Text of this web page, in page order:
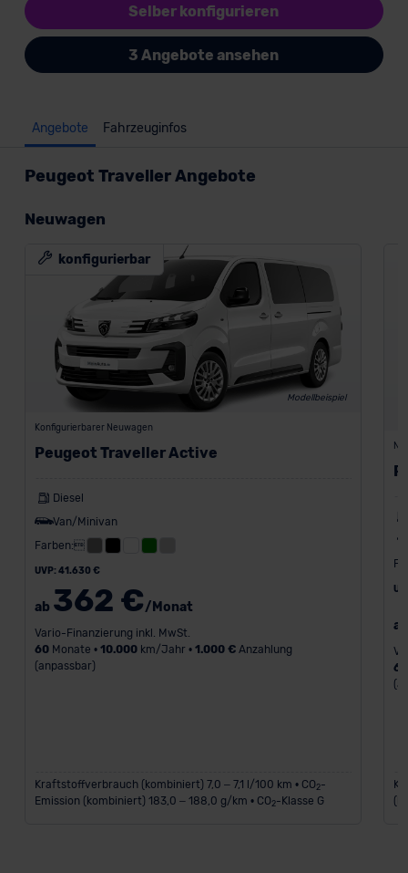
Selber konfigurieren
3 Angebote ansehen
Angebote Fahrzeuginfos
Peugeot Traveller Angebote
Neuwagen
Modellbeispiel
konfigurierbar
Konfigurierbarer Neuwagen
Peugeot Traveller Active
Diesel
Van/Minivan
Farben:
UVP: 41.630 €
ab 362 €/Monat
Vario-Finanzierung inkl. MwSt.
60Monate • 10.000km/Jahr • 1.000 €Anzahlung
(anpassbar)
Kraftstoffverbrauch (kombiniert) 7,0 – 7,1 l/100 km • CO2-
Emission (kombiniert) 183,0 – 188,0 g/km • CO2-Klasse G
60